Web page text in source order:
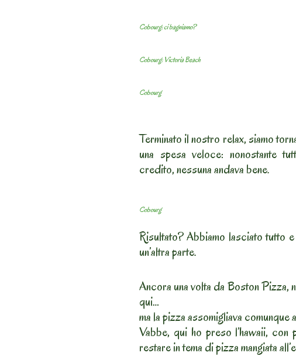
Cobourg: ci bagniamo?
Cobourg: Victoria Beach
Cobourg
Terminato il nostro relax, siamo
una spesa veloce: nonostante
credito, nessuna andava bene.
Cobourg
Risultato? Abbiamo lasciato tutto
un’altra parte.
Ancora una volta da Boston Pizza,
qui…
ma la pizza assomigliava comunque
Vabbe, qui ho preso l’hawaii,
restare in tema di pizza mangiata